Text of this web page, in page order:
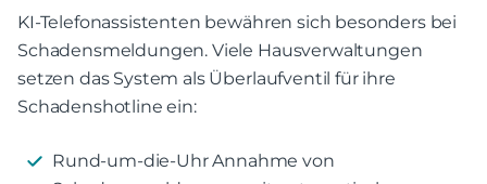
KI-Telefonassistenten bewähren sich besonders bei
Schadensmeldungen. Viele Hausverwaltungen
setzen das System als Überlaufventil für ihre
Schadenshotline ein:
Rund-um-die-Uhr Annahme von